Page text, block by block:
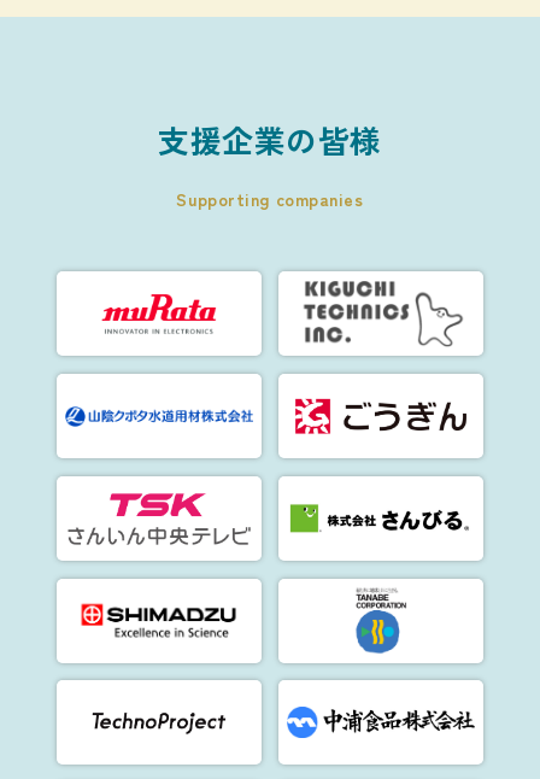
支援企業の皆様
Supporting companies